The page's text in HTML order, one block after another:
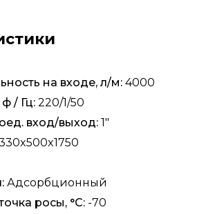
на входе, л/м: 4000
/ Гц: 220/1/50
вход/выход: 1"
Адсорбционный
росы, °C: -70